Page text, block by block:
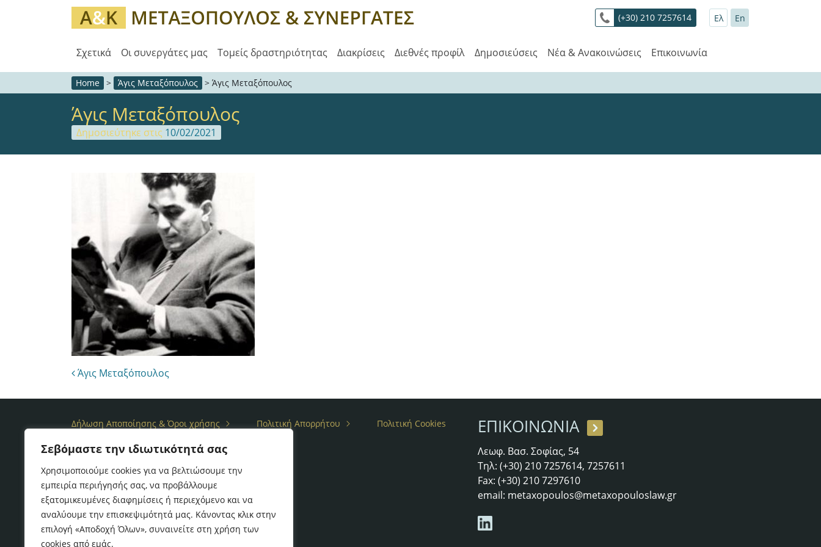
Σεβόμαστε την ιδιωτικότητά σας
Χρησιμοποιούμε cookies για να βελτιώσουμε την
εμπειρία περιήγησής σας, να προβάλλουμε
εξατομικευμένες διαφημίσεις ή περιεχόμενο και να
αναλύουμε την επισκεψιμότητά μας. Κάνοντας κλικ στην
επιλογή «Αποδοχή Όλων», συναινείτε στη χρήση των
cookies από εμάς.
(+30) 210 7257614 Ελ En
Σχετικά Οι συνεργάτες μας Τομείς δραστηριότητας Διακρίσεις Διεθνές προφίλ Δημοσιεύσεις Νέα & Ανακοινώσεις Επικοινωνία
Home > Άγις Μεταξόπουλος > Άγις Μεταξόπουλος
Άγις Μεταξόπουλος
Δημοσιεύτηκε στις 10/02/2021
Post navigation
Άγις Μεταξόπουλος
Δήλωση Αποποίησης & Όροι χρήσης Πολιτική Απορρήτου Πολιτική Cookies
Copyright © 2017 Α&Κ ΜΕΤΑΞΟΠΟΥΛΟΣ & Συνεργάτες
ΕΠΙΚΟΙΝΩΝΙΑ
Λεωφ. Βασ. Σοφίας, 54
Τηλ: (+30) 210 7257614, 7257611
Fax: (+30) 210 7297610
email: metaxopoulos@metaxopouloslaw.gr